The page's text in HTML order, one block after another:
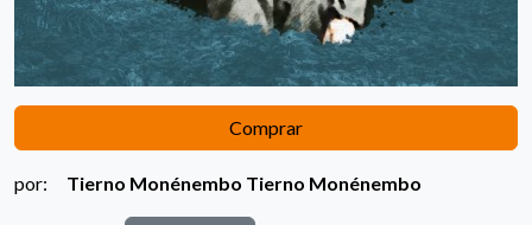
Comprar
por: Tierno Monénembo Tierno Monénembo